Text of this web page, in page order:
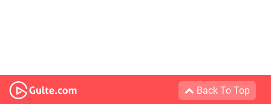
Back To Top